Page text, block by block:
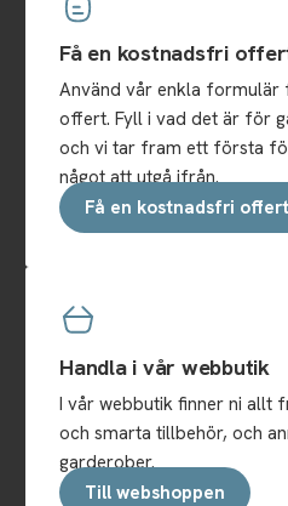
Få en kostnadsfri
Använd vår enkla
offert. Fyll i vad det är för
och vi tar fram ett första
något att utgå ifrån.
Få en kostnadsfri offert
Handla i vår webbutik
I vår webbutik finner ni allt
och smarta tillbehör, och
garderober.
Till webshoppen